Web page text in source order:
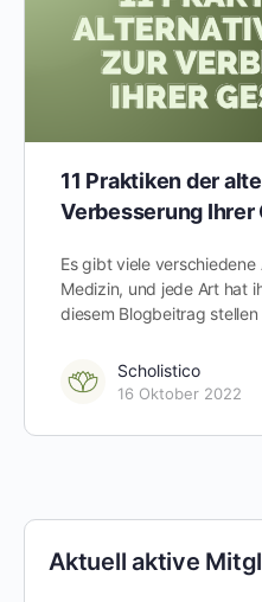
11 Praktiken der
Verbesserung Ihrer
Es gibt viele
Medizin, und jede Art hat
diesem Blogbeitrag
Scholistico
16 Oktober 2022
Aktuell aktive